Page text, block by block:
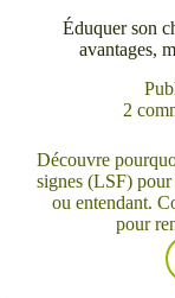
Éduquer son
avantages,
2
Découvre
signes (LSF)
ou entendant.
pour